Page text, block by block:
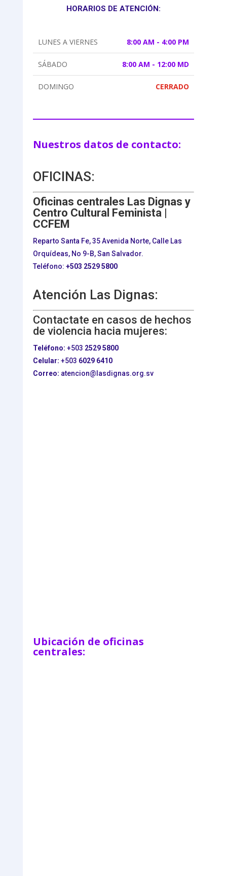
HORARIOS DE ATENCIÓN:
LUNES A VIERNES 8:00 AM - 4:00 PM
SÁBADO 8:00 AM - 12:00 MD
DOMINGO CERRADO
Nuestros datos de contacto:
OFICINAS:
Oficinas centrales Las Dignas y
Centro Cultural Feminista |
CCFEM
Reparto Santa Fe, 35 Avenida Norte, Calle Las
Orquídeas, No 9-B, San Salvador.
Teléfono: +503 2529 5800
Atención Las Dignas:
Contactate en casos de hechos
de violencia hacia mujeres:
Teléfono: +503 2529 5800
Celular: +503 6029 6410
Correo: atencion@lasdignas.org.sv
Ubicación de oficinas
centrales: